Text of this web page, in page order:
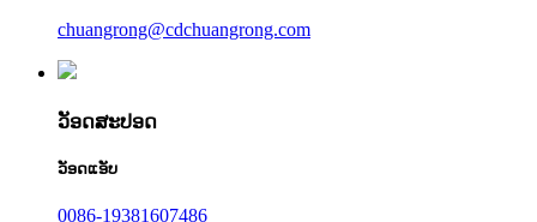
chuangrong@cdchuangrong.com
ວັອດສະປອດ
ວັອດແອັບ
0086-19381607486